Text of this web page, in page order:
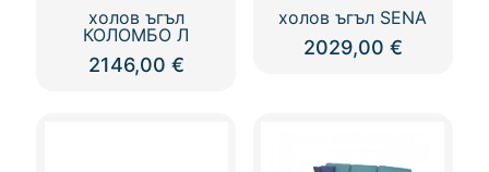
холов ъгъл
КОЛОМБО Л
2146,00 €
холов ъгъл SENA
2029,00 €